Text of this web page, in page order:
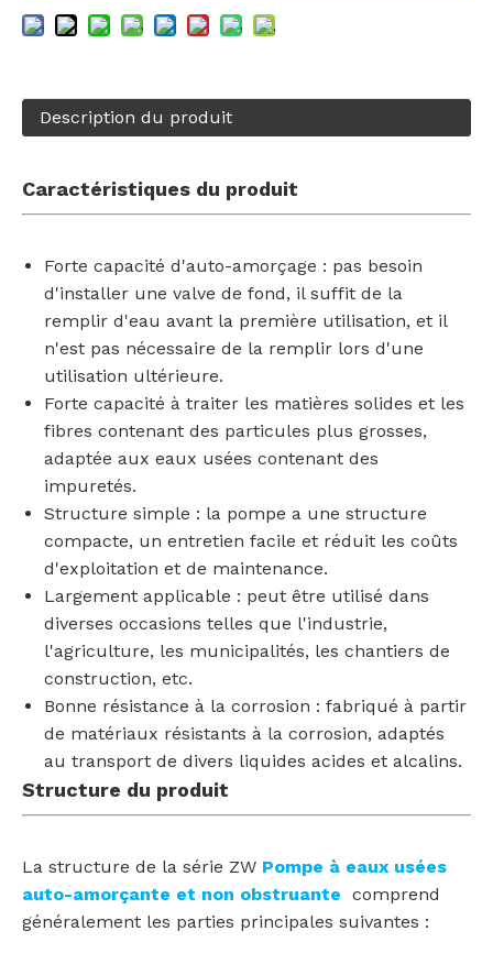
Description du produit
Caractéristiques du produit
Forte capacité d'auto-amorçage : pas besoin
d'installer une valve de fond, il suffit de la
remplir d'eau avant la première utilisation, et il
n'est pas nécessaire de la remplir lors d'une
utilisation ultérieure.
Forte capacité à traiter les matières solides et les
fibres contenant des particules plus grosses,
adaptée aux eaux usées contenant des
impuretés.
Structure simple : la pompe a une structure
compacte, un entretien facile et réduit les coûts
d'exploitation et de maintenance.
Largement applicable : peut être utilisé dans
diverses occasions telles que l'industrie,
l'agriculture, les municipalités, les chantiers de
construction, etc.
Bonne résistance à la corrosion : fabriqué à partir
de matériaux résistants à la corrosion, adaptés
au transport de divers liquides acides et alcalins.
Structure du produit
La structure de la série ZW Pompe à eaux usées
auto-amorçante et non obstruante comprend
généralement les parties principales suivantes :